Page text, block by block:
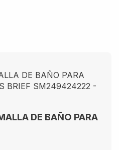
DE BAÑO PARA
BRIEF SM249424222 -
DE BAÑO PARA